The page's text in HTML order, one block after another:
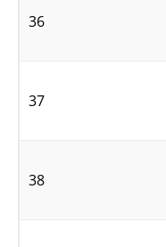
36
37
38